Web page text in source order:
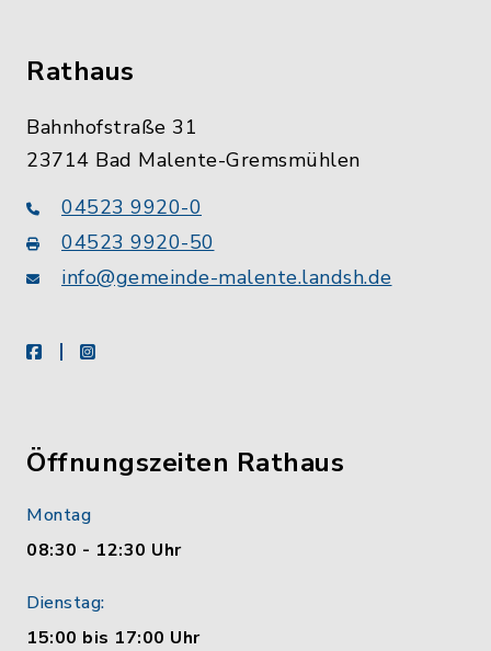
Rathaus
Bahnhofstraße 31
23714 Bad Malente-Gremsmühlen
04523 9920-0
04523 9920-50
info@gemeinde-malente.landsh.de
facebookinstagram
Öffnungszeiten Rathaus
Montag
08:30 - 12:30 Uhr
Dienstag:
15:00 bis 17:00 Uhr